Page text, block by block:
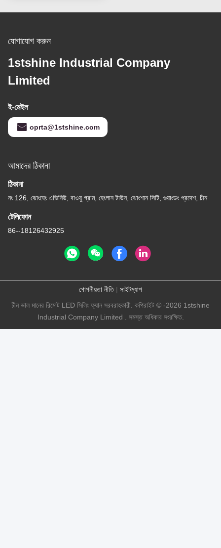
যোগাযোগ করুন
1stshine Industrial Company
Limited
ই-মেইল
oprta@1stshine.com
আমাদের ঠিকানা
ঠিকানা
নং 126, ঝোংহেং এভিনিউ, বাওয়ু গ্রাম, হেংলান টাউন, ঝোংশান সিটি, গুয়াংডং প্রদেশ, চীন
টেলিফোন
86--18126432925
গোপনীয়তা নীতি| সাইটম্যাপ
চীন ভাল মানের রিমোট LED সিলিং ফ্যান সরবরাহকারী. কপিরাইট © -2026 1stshine
Industrial Company Limited . সমস্ত অধিকার সংরক্ষিত.